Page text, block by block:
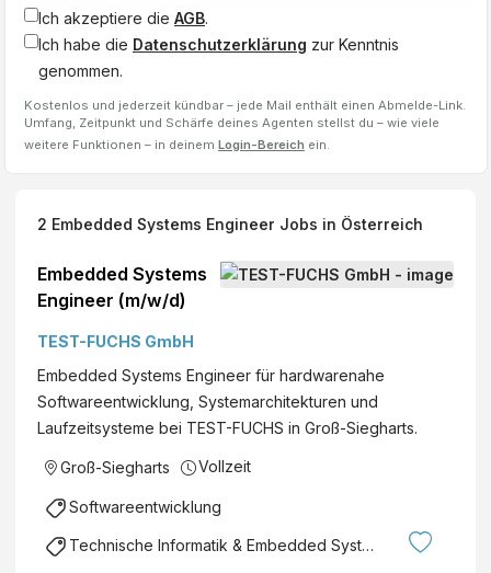
Ich akzeptiere die AGB.
Ich habe die Datenschutzerklärung zur Kenntnis
genommen.
Kostenlos und jederzeit kündbar – jede Mail enthält einen Abmelde-Link.
Umfang, Zeitpunkt und Schärfe deines Agenten stellst du – wie viele
weitere Funktionen – in deinem Login-Bereich ein.
2 Embedded Systems Engineer Jobs in Österreich
Embedded Systems
Engineer (m/w/d)
TEST-FUCHS GmbH
Embedded Systems Engineer für hardwarenahe
Softwareentwicklung, Systemarchitekturen und
Laufzeitsysteme bei TEST-FUCHS in Groß-Siegharts.
Groß-Siegharts Vollzeit
Softwareentwicklung
Technische Informatik & Embedded Systems